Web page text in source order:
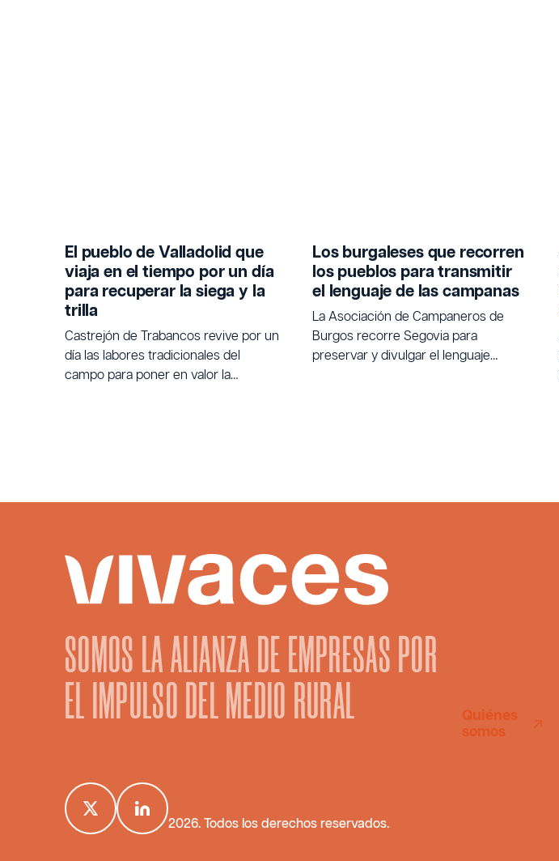
El pueblo de Valladolid que
viaja en el tiempo por un día
para recuperar la siega y la
trilla
Castrejón de Trabancos revive por un
día las labores tradicionales del
campo para poner en valor la
Los burgaleses que recorren
los pueblos para transmitir
el lenguaje de las campanas
La Asociación de Campaneros de
Burgos recorre Segovia para
preservar y divulgar el lenguaje
SOMOS LA ALIANZA DE EMPRESAS POR
EL IMPULSO DEL MEDIO RURAL
Quiénes
somos
2026. Todos los derechos reservados.